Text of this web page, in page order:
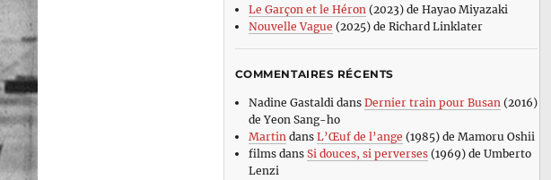
Le Garçon et le Héron (2023) de Hayao Miyazaki
Nouvelle Vague (2025) de Richard Linklater
COMMENTAIRES RÉCENTS
Nadine Gastaldidans Dernier train pour Busan(2016)
de Yeon Sang-ho
Martindans L’Œuf de l’ange (1985) de Mamoru Oshii
filmsdans Si douces, si perverses(1969) de Umberto
Lenzi